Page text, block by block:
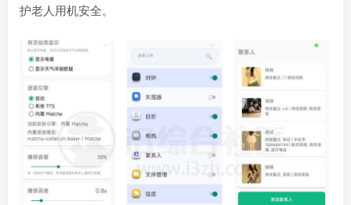
护老人用机安全。